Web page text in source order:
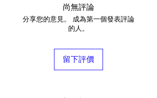
尚無評論
分享您的意見。 成為第一個發表評論
的人。
留下評價